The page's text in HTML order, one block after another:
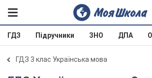
ГДЗ Підручники ЗНО ДПА
ГДЗ 3 клас Українська мова